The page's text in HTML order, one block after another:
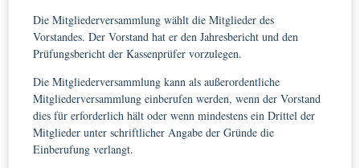
Die Mitgliederversammlung wählt die Mitglieder des
Vorstandes. Der Vorstand hat er den Jahresbericht und den
Prüfungsbericht der Kassenprüfer vorzulegen.
Die Mitgliederversammlung kann als außerordentliche
Mitgliederversammlung einberufen werden, wenn der Vorstand
dies für erforderlich hält oder wenn mindestens ein Drittel der
Mitglieder unter schriftlicher Angabe der Gründe die
Einberufung verlangt.